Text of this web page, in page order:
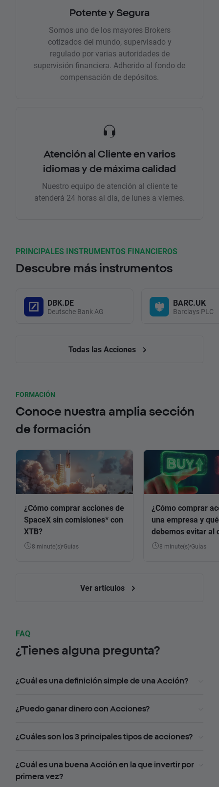
Potente y Segura
Somos uno de los mayores Brokers
cotizados del mundo, supervisado y
regulado por varias autoridades de
supervisión financiera. Adherido al fondo de
compensación de depósitos.
Atención al Cliente en varios
idiomas y de máxima calidad
Nuestro equipo de atención al cliente te
atenderá 24 horas al día, de lunes a viernes.
PRINCIPALES INSTRUMENTOS FINANCIEROS
Descubre más instrumentos
DBK.DE
Deutsche Bank AG
BARC.UK
Barclays PLC
Todas las Acciones
FORMACIÓN
Conoce nuestra amplia sección
de formación
¿Cómo comprar acciones de
SpaceX sin comisiones* con
XTB?
8 minute(s) Guías
¿Cómo comprar
una empresa y
debemos evitar al
8 minute(s) Guías
Ver artículos
FAQ
¿Tienes alguna pregunta?
¿Cuál es una definición simple de una Acción?
¿Puedo ganar dinero con Acciones?
¿Cuáles son los 3 principales tipos de acciones?
¿Cuál es una buena Acción en la que invertir por
primera vez?